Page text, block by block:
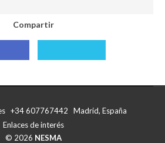
Compartir
Compartir
+34 607767442 Madrid, España
Enlaces de interés
© 2026 NESMA